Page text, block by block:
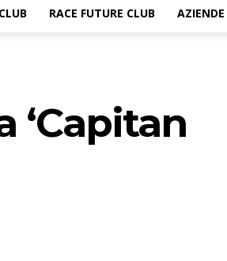
RACE FUTURE CLUB AZIENDE
‘Capitan